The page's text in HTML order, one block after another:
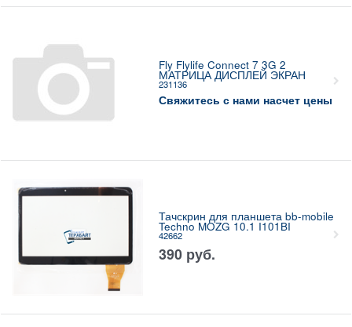
Fly Flylife Connect 7 3G 2
МАТРИЦА ДИСПЛЕЙ ЭКРАН
231136
Свяжитесь с нами насчет цены
Тачскрин для планшета bb-mobile
Techno MOZG 10.1 I101BI
42662
390 руб.